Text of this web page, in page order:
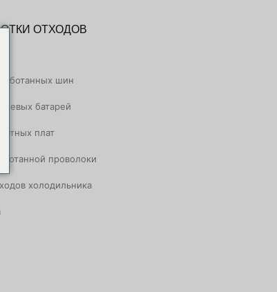
ОТХОДОВ
шин
батарей
плат
проволоки
холодильника